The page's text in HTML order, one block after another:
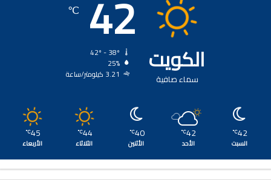
الكويت
سماء صافية
42
℃
25%
3.21 كيلومتر/ساعة
42
℃
السبت
42
℃
الأحد
40
℃
الأثنين
44
℃
الثلاثاء
45
℃
الأربعاء